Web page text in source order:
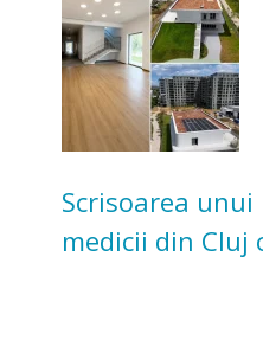
Scrisoarea
medicii din Cluj